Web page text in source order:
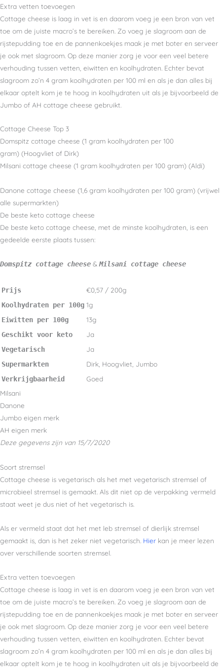
Extra vetten toevoegen
Cottage cheese is laag in vet is en daarom voeg je een bron van vet
toe om de juiste macro’s te bereiken. Zo voeg je slagroom aan de
rijstepudding toe en de pannenkoekjes maak je met boter en serveer
je ook met slagroom. Op deze manier zorg je voor een veel betere
verhouding tussen vetten, eiwitten en koolhydraten. Echter bevat
slagroom zo’n 4 gram koolhydraten per 100 ml en als je dan alles bij
elkaar optelt kom je te hoog in koolhydraten uit als je bijvoorbeeld de
Jumbo of AH cottage cheese gebruikt.
Cottage Cheese Top 3
Domspitz cottage cheese (1 gram koolhydraten per 100
gram) (Hoogvliet of Dirk)
Milsani cottage cheese (1 gram koolhydraten per 100 gram) (Aldi)
Danone cottage cheese (1,6 gram koolhydraten per 100 gram) (vrijwel
alle supermarkten)
De beste keto cottage cheese
De beste keto cottage cheese, met de minste koolhydraten, is een
gedeelde eerste plaats tussen:
Domspitz cottage cheese &Milsani cottage cheese
Prijs €0,57 / 200g
Koolhydraten per 100g 1g
Eiwitten per 100g 13g
Geschikt voor keto Ja
Vegetarisch Ja
Supermarkten Dirk, Hoogvliet, Jumbo
Verkrijgbaarheid
Goed
Milsani
Danone
Jumbo eigen merk
AH eigen merk
Deze gegevens zijn van 15/7/2020
Soort stremsel
Cottage cheese is vegetarisch als het met vegetarisch stremsel of
microbieel stremsel is gemaakt. Als dit niet op de verpakking vermeld
staat weet je dus niet of het vegetarisch is.
Als er vermeld staat dat het met leb stremsel of dierlijk stremsel
gemaakt is, dan is het zeker niet vegetarisch. Hier kan je meer lezen
over verschillende soorten stremsel.
Extra vetten toevoegen
Cottage cheese is laag in vet is en daarom voeg je een bron van vet
toe om de juiste macro’s te bereiken. Zo voeg je slagroom aan de
rijstepudding toe en de pannenkoekjes maak je met boter en serveer
je ook met slagroom. Op deze manier zorg je voor een veel betere
verhouding tussen vetten, eiwitten en koolhydraten. Echter bevat
slagroom zo’n 4 gram koolhydraten per 100 ml en als je dan alles bij
elkaar optelt kom je te hoog in koolhydraten uit als je bijvoorbeeld de